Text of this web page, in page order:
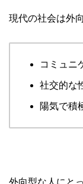
現代の社会は外
コミュニ
社交的な
陽気で積